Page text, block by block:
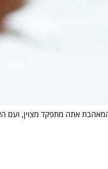
המאהבת אתה מתפקד מצוין,